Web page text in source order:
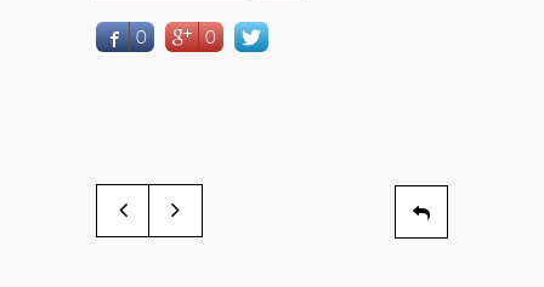
0 0